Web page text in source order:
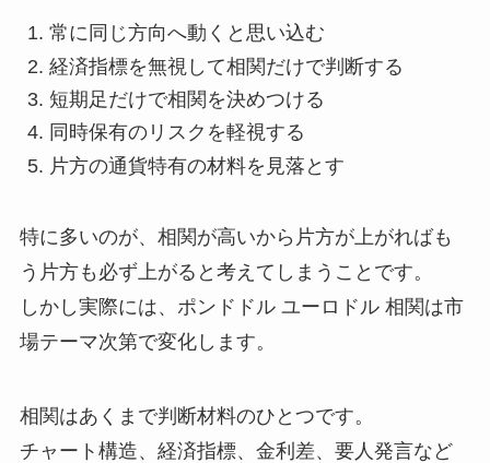
常に同じ方向へ動くと思い込む
経済指標を無視して相関だけで判断する
短期足だけで相関を決めつける
同時保有のリスクを軽視する
片方の通貨特有の材料を見落とす
特に多いのが、相関が高いから片方が上がればも
う片方も必ず上がると考えてしまうことです。
しかし実際には、ポンドドル ユーロドル 相関は市
場テーマ次第で変化します。
相関はあくまで判断材料のひとつです。
チャート構造、経済指標、金利差、要人発言など